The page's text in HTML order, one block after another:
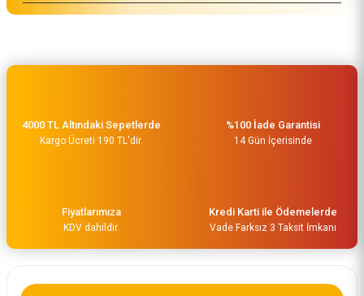
3.950,00 TL
4000 TL Altındaki Sepetlerde
Kargo Ücreti 190 TL'dir.
%100 İade Garantisi
14 Gün İçerisinde
Fiyatlarımıza
KDV dahildir.
Kredi Karti ile Ödemelerde
Vade Farksız 3 Taksit İmkanı